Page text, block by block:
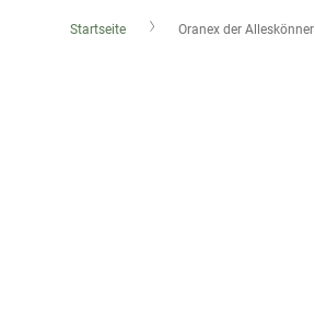
Startseite Oranex der Alleskönner